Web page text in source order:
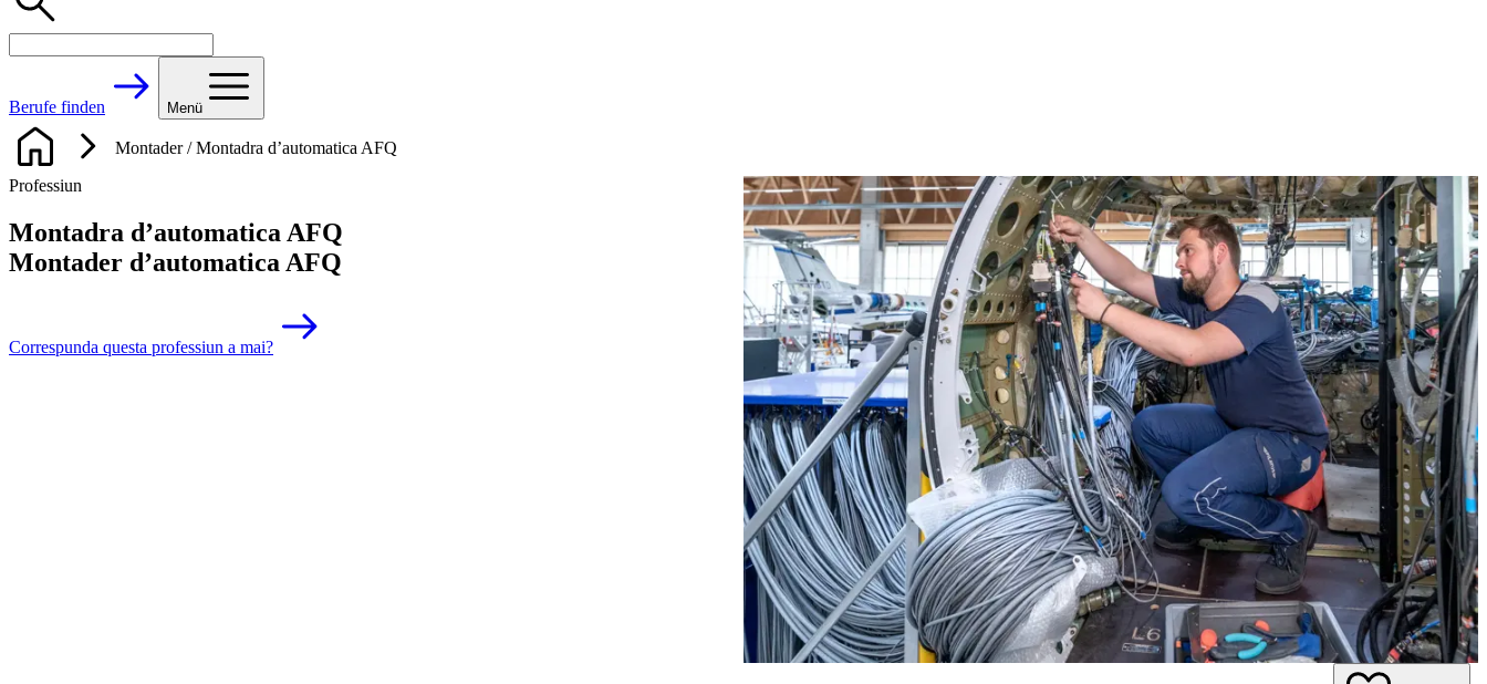
Berufe finden Menü
Montader / Montadra d’automatica AFQ
Professiun
Montadra d’automatica AFQ
Montader d’automatica AFQ
Correspunda questa professiun a mai?